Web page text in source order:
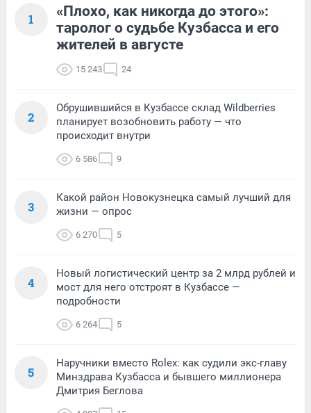
1
«Плохо, как никогда до этого»:
таролог о судьбе Кузбасса и его
жителей в августе
15 243 24
2
Обрушившийся в Кузбассе склад Wildberries
планирует возобновить работу — что
происходит внутри
6 586 9
3
Какой район Новокузнецка самый лучший для
жизни — опрос
6 270 5
4
Новый логистический центр за 2 млрд рублей и
мост для него отстроят в Кузбассе —
подробности
6 264 5
5
Наручники вместо Rolex: как судили экс-главу
Минздрава Кузбасса и бывшего миллионера
Дмитрия Беглова